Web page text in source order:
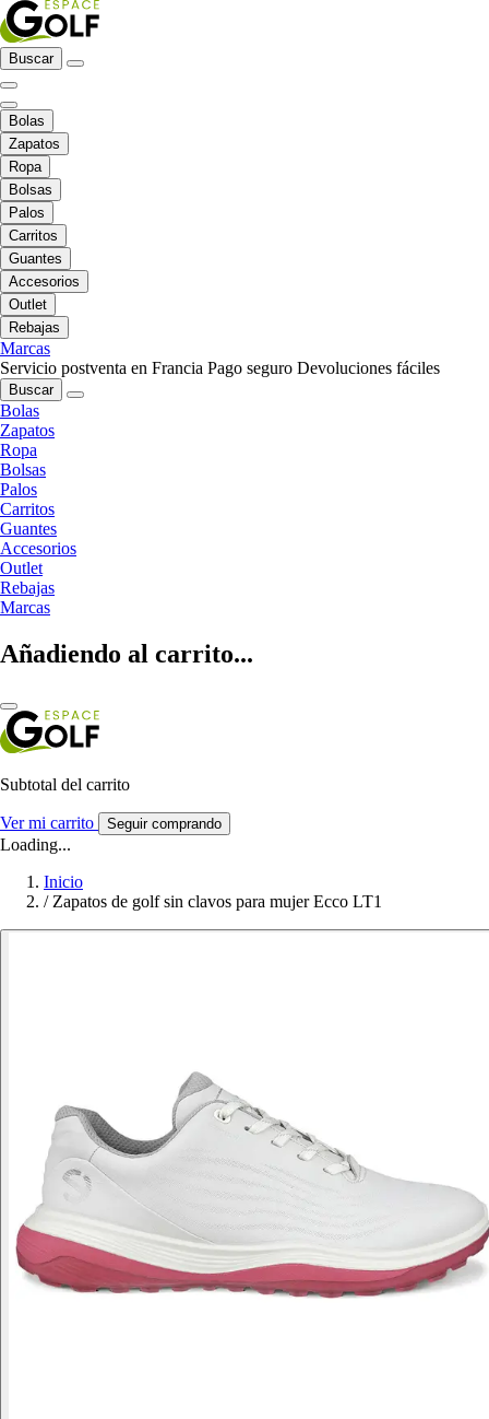
Buscar
Bolas
Zapatos
Ropa
Bolsas
Palos
Carritos
Guantes
Accesorios
Outlet
Rebajas
Marcas
Servicio postventa en Francia Pago seguro Devoluciones fáciles
Buscar
Bolas
Zapatos
Ropa
Bolsas
Palos
Carritos
Guantes
Accesorios
Outlet
Rebajas
Marcas
Añadiendo al carrito...
Subtotal del carrito
Ver mi carrito Seguir comprando
Loading...
Inicio
/ Zapatos de golf sin clavos para mujer Ecco LT1